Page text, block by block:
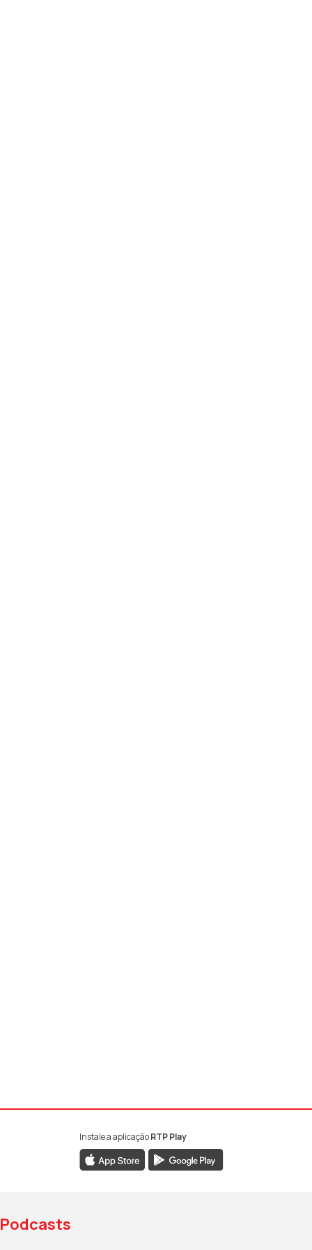
da RTP Antena 1
da RTP Antena 1
YouTube da RTP Antena 1
Instale a aplicaçãoRTP Play
Podcasts